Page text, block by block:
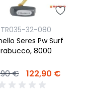
32-080
Seres Pw Surf
8000
€ 122,90 €